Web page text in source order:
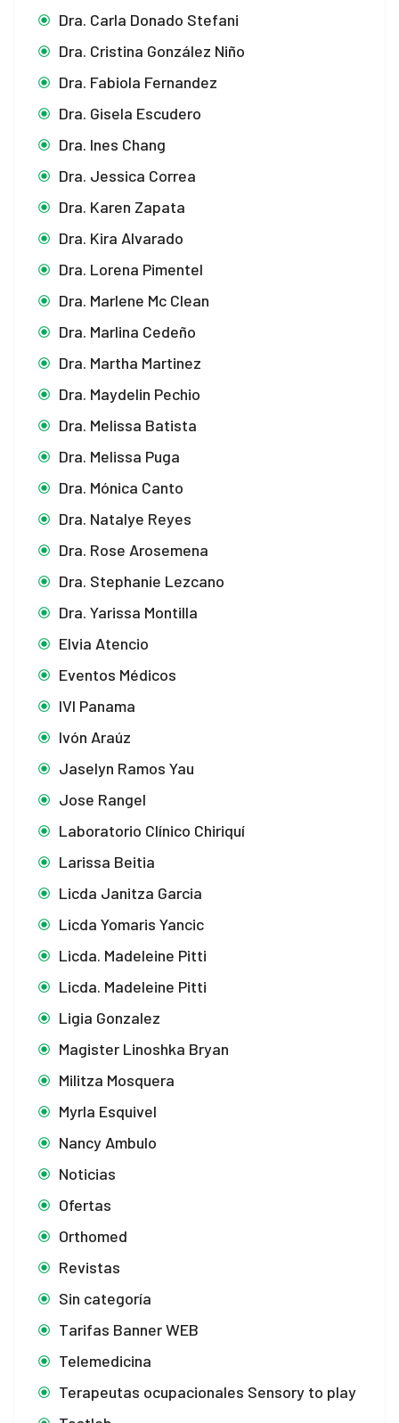
Dra. Carla Donado Stefani
Dra. Cristina González Niño
Dra. Fabiola Fernandez
Dra. Gisela Escudero
Dra. Ines Chang
Dra. Jessica Correa
Dra. Karen Zapata
Dra. Kira Alvarado
Dra. Lorena Pimentel
Dra. Marlene Mc Clean
Dra. Marlina Cedeño
Dra. Martha Martinez
Dra. Maydelin Pechio
Dra. Melissa Batista
Dra. Melissa Puga
Dra. Mónica Canto
Dra. Natalye Reyes
Dra. Rose Arosemena
Dra. Stephanie Lezcano
Dra. Yarissa Montilla
Elvia Atencio
Eventos Médicos
IVI Panama
Ivón Araúz
Jaselyn Ramos Yau
Jose Rangel
Laboratorio Clínico Chiriquí
Larissa Beitia
Licda Janitza Garcia
Licda Yomaris Yancic
Licda. Madeleine Pitti
Licda. Madeleine Pitti
Ligia Gonzalez
Magister Linoshka Bryan
Militza Mosquera
Myrla Esquivel
Nancy Ambulo
Noticias
Ofertas
Orthomed
Revistas
Sin categoría
Tarifas Banner WEB
Telemedicina
Terapeutas ocupacionales Sensory to play